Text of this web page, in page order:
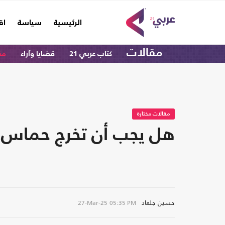
الرئيسية
(current) سياسة
مقالات كتاب عربي 21 قضايا وآراء
مقالات مختارة
هل يجب أن تخرج حماس
حسين جلعاد 27-Mar-25 05:35 PM